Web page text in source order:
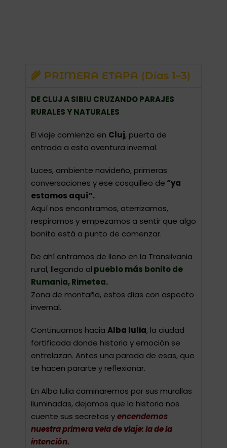
🌾 PRIMERA ETAPA (Días 1–3)
DE CLUJ A SIBIU CRUZANDO PARAJES
RURALES Y NATURALES
El viaje comienza en Cluj, puerta de
entrada a esta aventura invernal.
Luces, ambiente navideño, primeras
conversaciones y ese cosquilleo de “ya
estamos aquí”.
Aquí nos encontramos, aterrizamos,
respiramos y empezamos a sentir que algo
bonito está a punto de comenzar.
De ahí entramos de lleno en la Transilvania
rural, llegando al pueblo más bonito de
Rumania,Rimetea.
Zona de montaña, estos días con aspecto
invernal.
Continuamos hacia Alba Iulia, la ciudad
fortificada donde historia y emoción se
entrelazan. Antes una parada de esas, que
te hacen pararte y reflexionar.
En Alba Iulia caminaremos por sus murallas
iluminadas, dejamos que la historia nos
cuente sus secretos yencendemos
nuestra primera vela de viaje: la de la
intención.